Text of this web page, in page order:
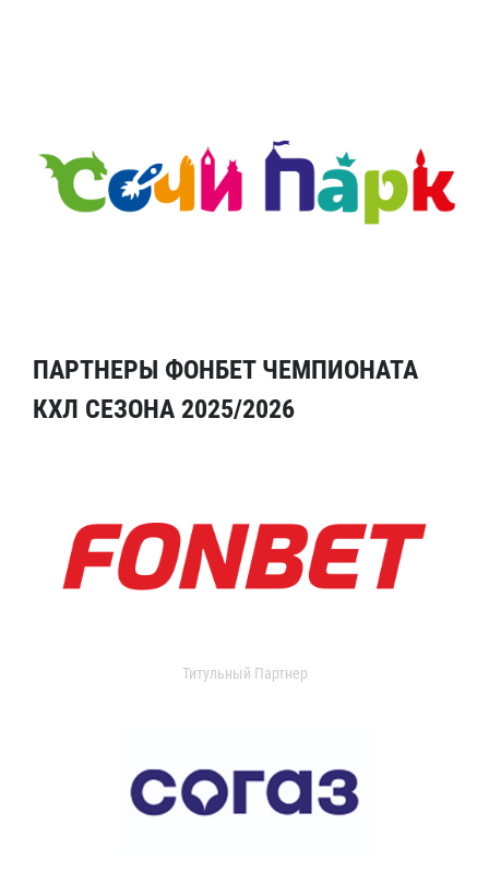
ПАРТНЕРЫ ФОНБЕТ ЧЕМПИОНАТА
КХЛ СЕЗОНА 2025/2026
Титульный Партнер